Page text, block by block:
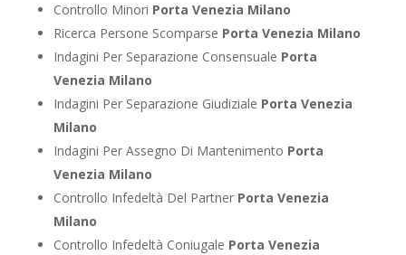
Controllo Minori Porta Venezia Milano
Ricerca Persone Scomparse Porta Venezia Milano
Indagini Per Separazione Consensuale Porta
Venezia Milano
Indagini Per Separazione Giudiziale Porta Venezia
Milano
Indagini Per Assegno Di Mantenimento Porta
Venezia Milano
Controllo Infedeltà Del Partner Porta Venezia
Milano
Controllo Infedeltà Coniugale Porta Venezia